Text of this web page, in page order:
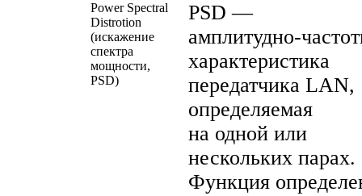
Power Spectral
Distrotion
(искажение
спектра
мощности,
PSD)
PSD —
амплитудно-
характеристика
передатчика LAN,
определяемая
на одной или
нескольких парах.
Функция